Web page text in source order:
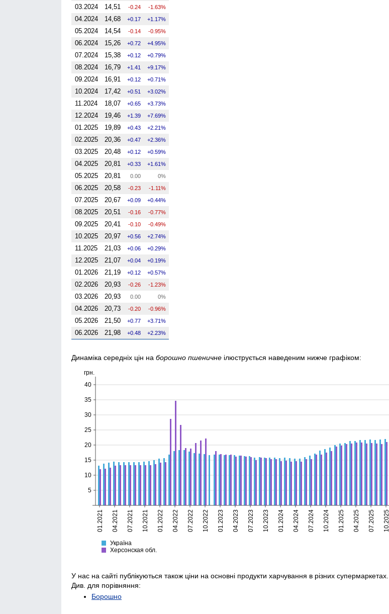
03.2024 14,51 -0.24 -1.63%
04.2024 14,68 0.17 1.17%
05.2024 14,54 -0.14 -0.95%
06.2024 15,26 0.72 4.95%
07.2024 15,38 0.12 0.79%
08.2024 16,79 1.41 9.17%
09.2024 16,91 0.12 0.71%
10.2024 17,42 0.51 3.02%
11.2024 18,07 0.65 3.73%
12.2024 19,46 1.39 7.69%
01.2025 19,89 0.43 2.21%
02.2025 20,36 0.47 2.36%
03.2025 20,48 0.12 0.59%
04.2025 20,81 0.33 1.61%
05.2025 20,81 0.00 0%
06.2025 20,58 -0.23 -1.11%
07.2025 20,67 0.09 0.44%
08.2025 20,51 -0.16 -0.77%
09.2025 20,41 -0.10 -0.49%
10.2025 20,97 0.56 2.74%
11.2025 21,03 0.06 0.29%
12.2025 21,07 0.04 0.19%
01.2026 21,19 0.12 0.57%
02.2026 20,93 -0.26 -1.23%
03.2026 20,93 0.00 0%
04.2026 20,73 -0.20 -0.96%
05.2026 21,50 0.77 3.71%
06.2026 21,98 0.48 2.23%
Динаміка середніх цін на борошно пшеничне ілюструється наведеним нижче графіком:
Україна
Херсонская
01.2021 04.2021 07.2021 10.2021 01.2022 04.2022 07.2022 10.2022 01.2023 04.2023 07.2023 10.2023 01.2024 04.2024 07.2024 10.2024 01.2025 04.2025 07.2025 10.2025
5
10
15
20
25
30
35
40
грн.
Україна
Херсонская обл.
У нас на сайті публікуються також ціни на основні продукти харчування в різних супермаркетах.
Див. для порівняння:
Борошно